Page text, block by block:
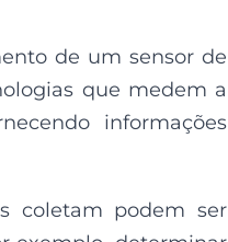
de um sensor de
que medem a
informações
coletam podem ser